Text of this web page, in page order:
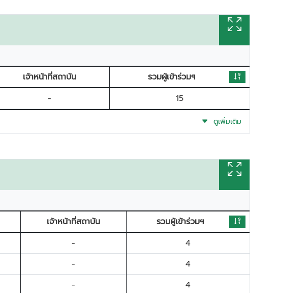
เจ้าหน้าที่สถาบัน
รวมผู้เข้าร่วมฯ
- 15
ดูเพิ่มเติม
เจ้าหน้าที่สถาบัน
รวมผู้เข้าร่วมฯ
-
4
-
4
-
4